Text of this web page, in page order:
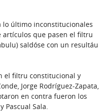
lo último inconstitucionales
artículos que pasen el filtru
saldóse con un resultáu
el filtru constitucional y
Jorge Rodríguez-Zapata,
en contra fueron los
Pascual Sala.